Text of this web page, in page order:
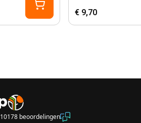
€ 9,70
10178 beoordelingen